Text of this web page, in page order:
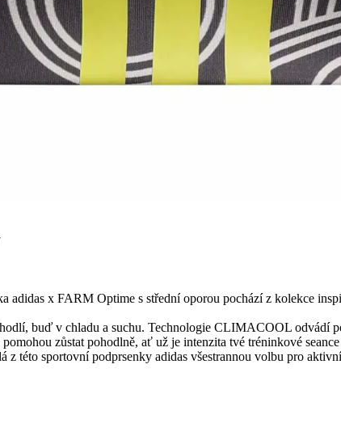
adidas x FARM Optime s střední oporou pochází z kolekce
buď v chladu a suchu. Technologie CLIMACOOL odvádí
zůstat pohodlně, ať už je intenzita tvé tréninkové
této sportovní podprsenky adidas všestrannou volbu pro